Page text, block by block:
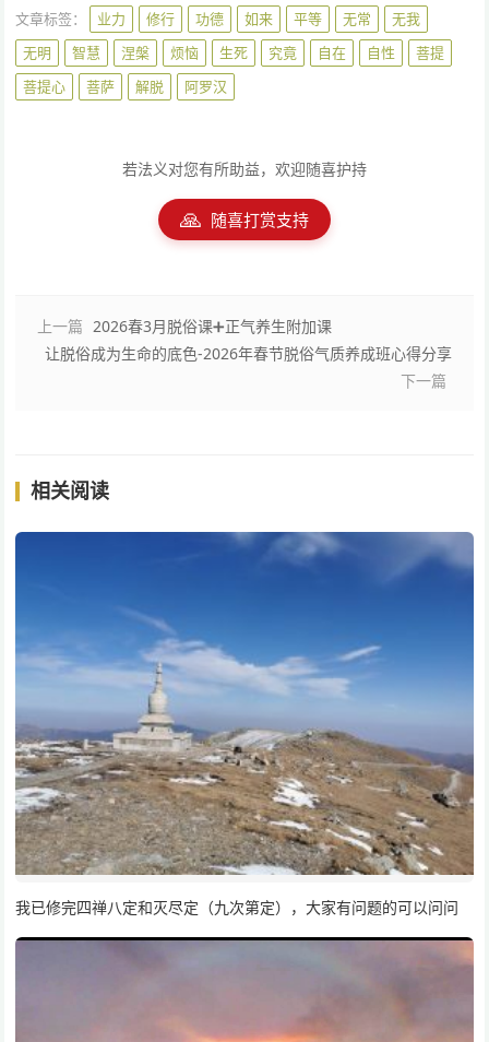
文章标签： 业力 修行 功德 如来 平等 无常
无我
无明
智慧 涅槃 烦恼 生死 究竟 自在 自性
菩提
菩提心
菩萨 解脱 阿罗汉
若法义对您有所助益，欢迎随喜护持
🙏 随喜打赏支持
上一篇 2026春3月脱俗课➕正气养生附加课
让脱俗成为生命的底色-2026年春节脱俗气质养成班心得分享
下一篇
相关阅读
我已修完四禅八定和灭尽定（九次第定），大家有问题的可以问问